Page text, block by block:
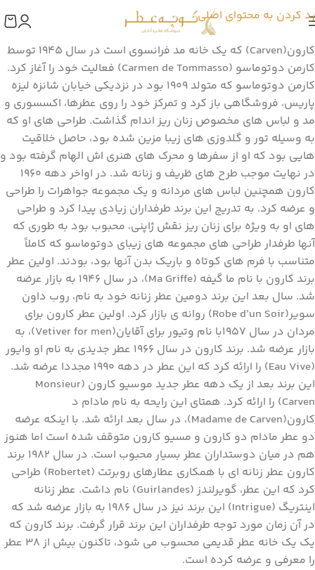
رد کردن به محتوای اصلی
كارون(Carven) كه يك خانه مد فرانسوي است در سال 1945 توسط
کارمن دوتوماسو (Carmen de Tommasso) فعاليت خود را آغاز كرد.
کارمن دوتوماسو كه متولد 1909 بود در نزدیکی خیابان شانزه لیزه
پاریس، فروشگاهي باز كرد و تمرکز خود را روی عطرها، اكسسوري و
مد و لباس های مخصوص زنان ریز اندام گذاشت. طراحي هاي او كه
به وسیله تور و گلدوزی هاي زيبا مزين شده بود، حاصل خلاقیت
هایي بود که او از سفرها و محرك های هنری اش الهام گرفته بود و
در نهایت موجب طرح هاي ظريف و زنانه شد. در اواخر دهه 1960
کارون همچنین لباس های مردانه و یک مجموعه جواهرات را طراحي
و عرضه كرد. به تدريج اين برند طرفداران زيادي پيدا كرد و طراحی
های او به ويژه براي زنان ريز نقش ژاپني، محبوب بود به طوری که
آنها طرفدار طراحی های مجموعه های زیبای دوتوماسو که کاملاً
متناسب با فرم های کوتاه و باریک بدن آنها بود، بودند. اولین عطر
برند كارون با نام ما گیفه (Ma Griffe)، در سال 1946 به بازار عرضه
شد. سال بعد اين برند دومین عطر زنانه خود به نام، روب داون
سویر(Robe d’un Soir) روانه ي بازار كرد. اولین عطر كارون برای
مردان در سال 1957با نام وتیور برای آقایان(Vetiver for men)، به
بازار عرضه شد. برند کارون در سال 1966 عطر جدیدی به نام او وایور
(Eau Vive) را ارائه كرد كه اين عطر در دهه 1990 مجددا عرضه شد.
این برند بعد از یک دهه عطر جدید موسیو کارون (Monsieur
Carven) را ارائه کرد. همتای این رایحه به نام مادام د
کارون(Madame de Carven)، در سال بعد ارائه شد. با اینکه عرضه
دو عطر مادام دو کارون و مسیو کارون متوقف شده است اما هنوز
هم در میان دوستداران عطر بسیار محبوب است. در سال 1982 برند
کارون عطر زنانه ای با همکاری عطارهای روبرتت (Robertet) طراحی
کرد که این عطر، گویرلندز (Guirlandes) نام داشت. عطر زنانه
اینتریگ (Intrigue) این برند نیز در سال 1986 به بازار عرضه شد که
در آن زمان مورد توجه طرفداران این برند قرار گرفت. برند کارون كه
يك یک خانه عطر قدیمی محسوب مي شود، تاكنون بيش از 38 عطر
را معرفي و عرضه كرده است.